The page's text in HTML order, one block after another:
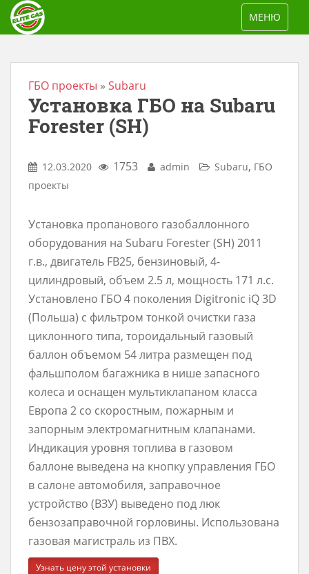
TOGGLE
МЕНЮ
ГБО проекты » Subaru
Установка ГБО на Subaru
Forester (SH)
12.03.2020 1753 admin Subaru, ГБО
проекты
Установка пропанового газобаллонного
оборудования на Subaru Forester (SH) 2011
г.в., двигатель FB25, бензиновый, 4-
цилиндровый, объем 2.5 л, мощность 171 л.с.
Установлено ГБО 4 поколения Digitronic iQ 3D
(Польша) с фильтром тонкой очистки газа
циклонного типа, тороидальный газовый
баллон объемом 54 литра размещен под
фальшполом багажника в нише запасного
колеса и оснащен мультиклапаном класса
Европа 2 со скоростным, пожарным и
запорным электромагнитным клапанами.
Индикация уровня топлива в газовом
баллоне выведена на кнопку управления ГБО
в салоне автомобиля, заправочное
устройство (ВЗУ) выведено под люк
бензозаправочной горловины. Использована
газовая магистраль из ПВХ.
Узнать цену этой установки